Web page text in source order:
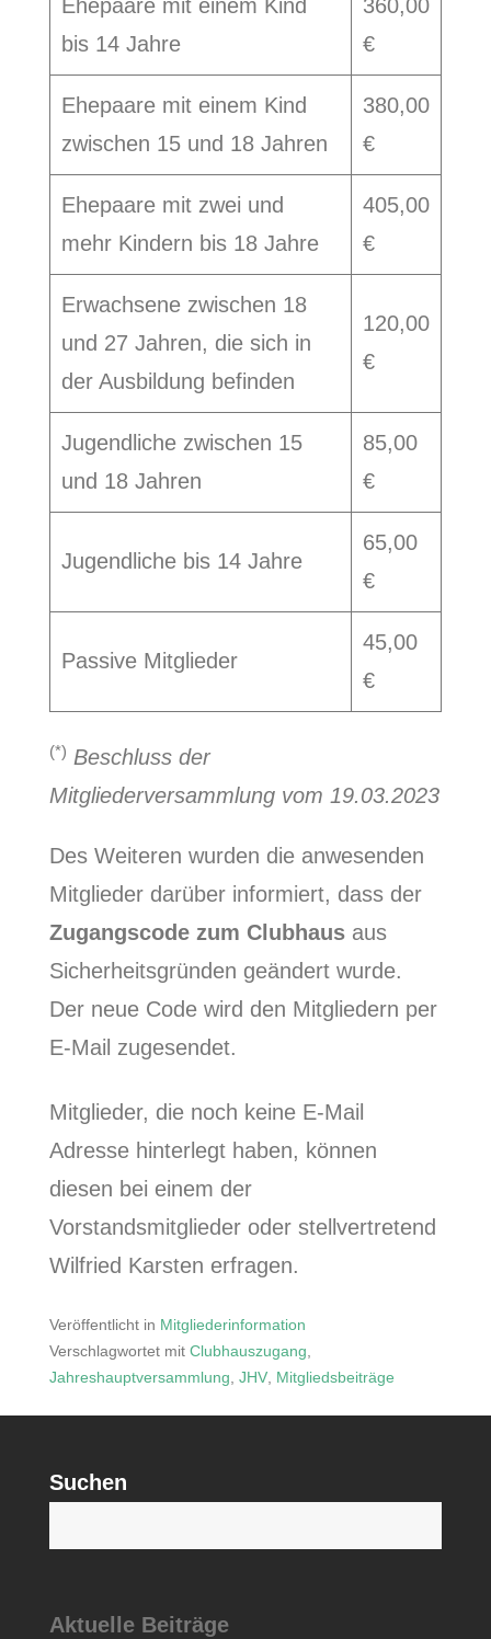
Ehepaare mit einem Kind
bis 14 Jahre
360,00
€
Ehepaare mit einem Kind
zwischen 15 und 18 Jahren
380,00
€
Ehepaare mit zwei und
mehr Kindern bis 18 Jahre
405,00
€
Erwachsene zwischen 18
und 27 Jahren, die sich in
der Ausbildung befinden
120,00
€
Jugendliche zwischen 15
und 18 Jahren
85,00
€
Jugendliche bis 14 Jahre
65,00
€
Passive Mitglieder
45,00
€
(*) Beschluss der
Mitgliederversammlung vom 19.03.2023
Des Weiteren wurden die anwesenden
Mitglieder darüber informiert, dass der
Zugangscode zum Clubhausaus
Sicherheitsgründen geändert wurde.
Der neue Code wird den Mitgliedern per
E-Mail zugesendet.
Mitglieder, die noch keine E-Mail
Adresse hinterlegt haben, können
diesen bei einem der
Vorstandsmitglieder oder stellvertretend
Wilfried Karsten erfragen.
Veröffentlicht in Mitgliederinformation
Verschlagwortet mit Clubhauszugang
Jahreshauptversammlung JHV, Mitgliedsbeiträge
Suchen
Aktuelle Beiträge